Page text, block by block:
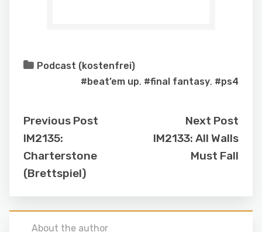
Podcast (kostenfrei)
#beat’em up, #final fantasy, #ps4
Previous Post
IM2135:
Charterstone
(Brettspiel)
Next Post
IM2133: All Walls
Must Fall
About the author